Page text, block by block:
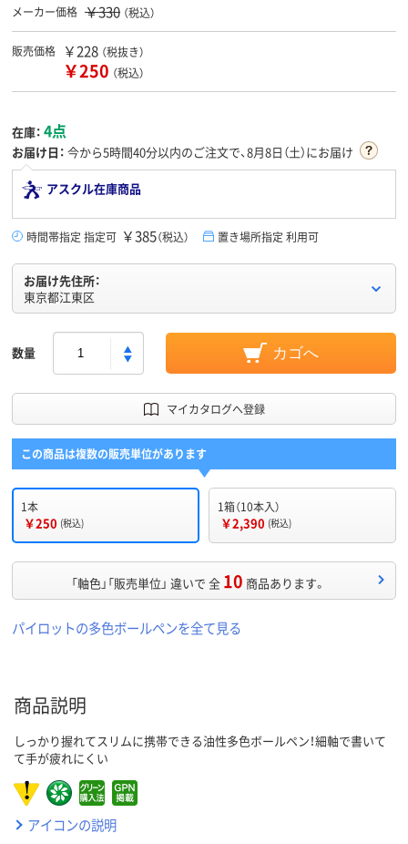
メーカー価格 ￥330 （税込）
販売価格 ￥228 （税抜き）
￥250 （税込）
在庫： 4点
お届け日： 今から5時間40分以内のご注文で、8月8日（土）にお届け
アスクル在庫商品
時間帯指定 指定可 ￥385（税込） 置き場所指定 利用可
お届け先住所：
東京都江東区
数量 カゴへ
マイカタログへ登録
この商品は複数の販売単位があります
1本
￥250 (税込)
1箱（10本入）
￥2,390 (税込)
「軸色」「販売単位」 違いで 全 10 商品あります。
パイロットの多色ボールペンを全て見る
商品説明
しっかり握れてスリムに携帯できる油性多色ボールペン！細軸で書いて
て手が疲れにくい
アイコンの説明